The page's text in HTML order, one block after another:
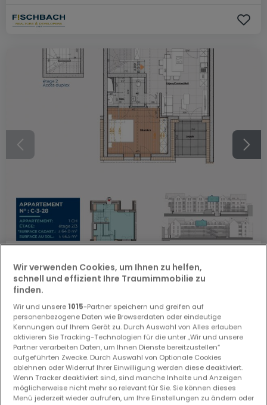
Wohnung 1 Schlafzimmer zum Kauf inDiekirch
64 m² 1 1 1
Wir verwenden Cookies, um Ihnen zu helfen,
schnell und effizient Ihre Traumimmobilie zu
finden.
Wir und unsere 1015-Partner speichern und greifen auf
personenbezogene Daten wie Browserdaten oder eindeutige
Kennungen auf Ihrem Gerät zu. Durch Auswahl von Alles erlauben
aktivieren Sie Tracking-Technologien für die unter „Wir und unsere
Partner verarbeiten Daten, um Ihnen Dienste bereitzustellen“
aufgeführten Zwecke. Durch Auswahl von Optionale Cookies
ablehnen oder Widerruf Ihrer Einwilligung werden diese deaktiviert.
Wenn Tracker deaktiviert sind, sind manche Inhalte und Anzeigen
möglicherweise nicht mehr so relevant für Sie. Sie können dieses
Menü jederzeit wieder aufrufen, um Ihre Einstellungen zu ändern oder